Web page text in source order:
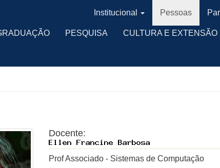
PESQUISA CULTURA E EXTENSÃO
Institucional Pessoas
Docente:
Prof Associado - Sistemas de Computação